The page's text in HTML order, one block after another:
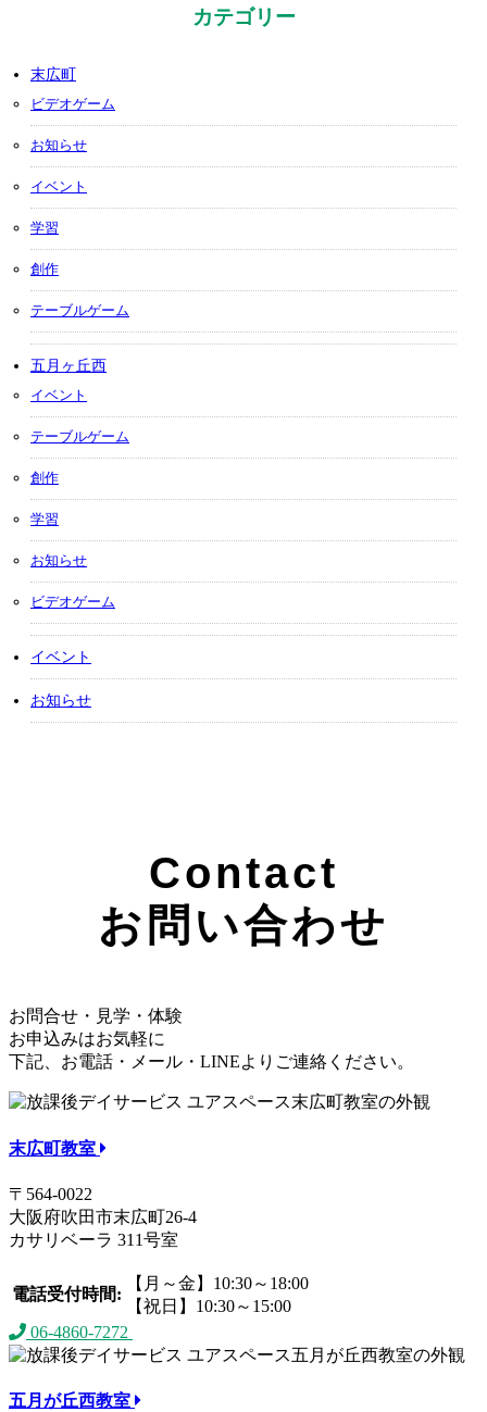
カテゴリー
末広町
ビデオゲーム
お知らせ
イベント
学習
創作
テーブルゲーム
五月ヶ丘西
イベント
テーブルゲーム
創作
学習
お知らせ
ビデオゲーム
イベント
お知らせ
Contact
お問い合わせ
お問合せ・見学・体験
お申込みはお気軽に
下記、お電話・メール・LINEよりご連絡ください。
末広町教室
〒564-0022
大阪府吹田市末広町26-4
カサリベーラ 311号室
電話受付時間:
【月～金】10:30～18:00
【祝日】10:30～15:00
06-4860-7272
五月が丘西教室